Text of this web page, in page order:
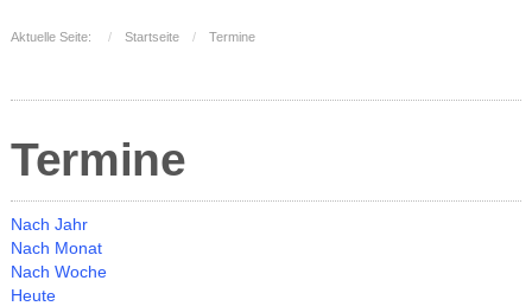
Aktuelle Seite: Startseite Termine
Termine
Nach Jahr
Nach Monat
Nach Woche
Heute